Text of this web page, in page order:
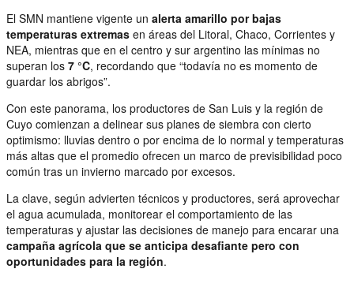
El SMN mantiene vigente un alerta amarillo por bajas
temperaturas extremas en áreas del Litoral, Chaco, Corrientes y
NEA, mientras que en el centro y sur argentino las mínimas no
superan los 7 °C, recordando que “todavía no es momento de
guardar los abrigos”.
Con este panorama, los productores de San Luis y la región de
Cuyo comienzan a delinear sus planes de siembra con cierto
optimismo: lluvias dentro o por encima de lo normal y temperaturas
más altas que el promedio ofrecen un marco de previsibilidad poco
común tras un invierno marcado por excesos.
La clave, según advierten técnicos y productores, será aprovechar
el agua acumulada, monitorear el comportamiento de las
temperaturas y ajustar las decisiones de manejo para encarar una
campaña agrícola que se anticipa desafiante pero con
oportunidades para la región.